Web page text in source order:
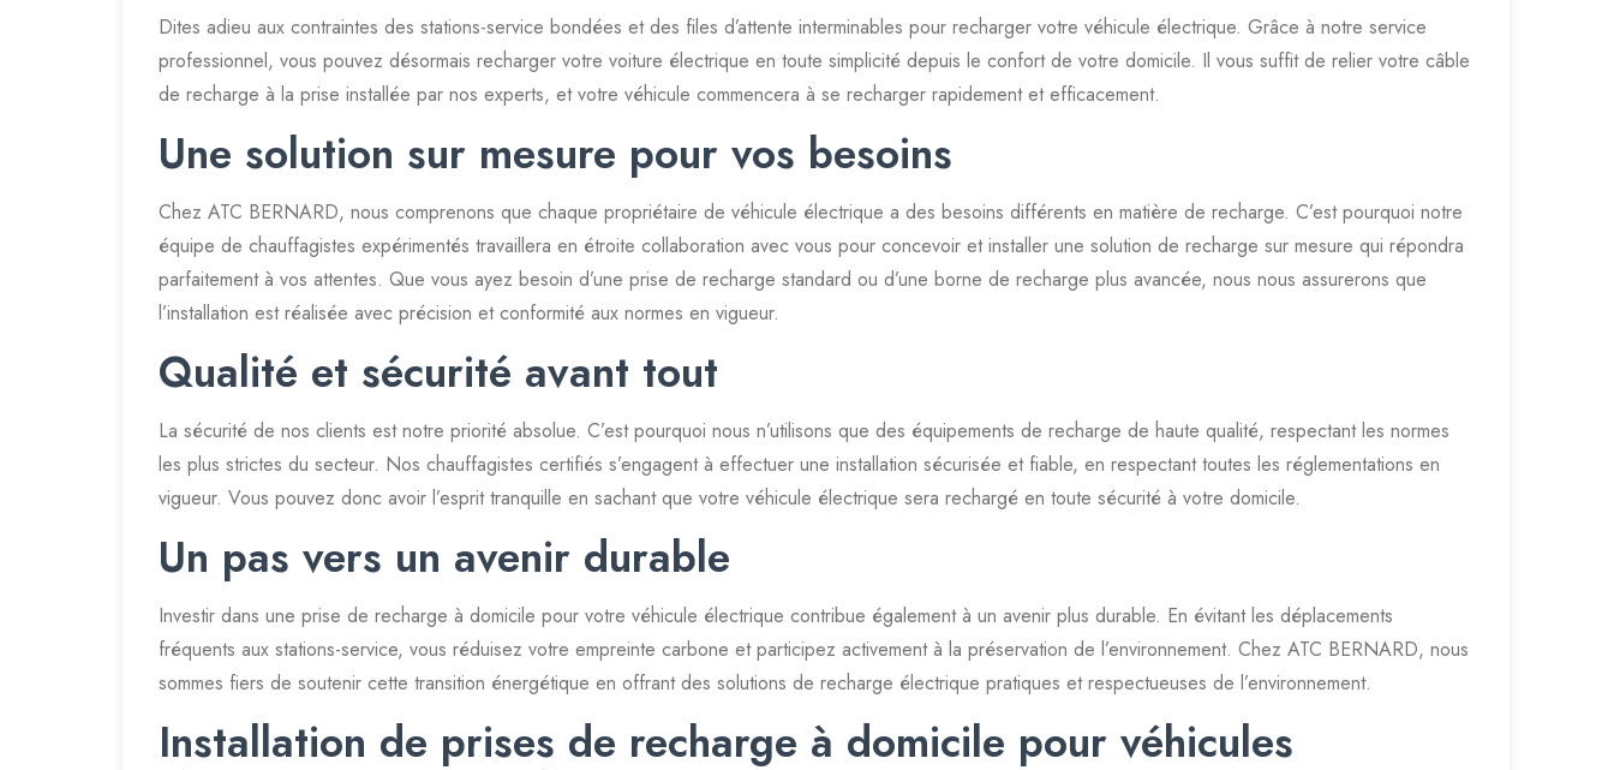
Dites adieu aux contraintes des stations-service bondées et des files d’attente interminables pour recharger votre véhicule électrique. Grâce à notre service
professionnel, vous pouvez désormais recharger votre voiture électrique en toute simplicité depuis le confort de votre domicile. Il vous suffit de relier votre câble
de recharge à la prise installée par nos experts, et votre véhicule commencera à se recharger rapidement et efficacement.
Une solution sur mesure pour vos besoins
Chez ATC BERNARD, nous comprenons que chaque propriétaire de véhicule électrique a des besoins différents en matière de recharge. C’est pourquoi notre
équipe de chauffagistes expérimentés travaillera en étroite collaboration avec vous pour concevoir et installer une solution de recharge sur mesure qui répondra
parfaitement à vos attentes. Que vous ayez besoin d’une prise de recharge standard ou d’une borne de recharge plus avancée, nous nous assurerons que
l’installation est réalisée avec précision et conformité aux normes en vigueur.
Qualité et sécurité avant tout
La sécurité de nos clients est notre priorité absolue. C’est pourquoi nous n’utilisons que des équipements de recharge de haute qualité, respectant les normes
les plus strictes du secteur. Nos chauffagistes certifiés s’engagent à effectuer une installation sécurisée et fiable, en respectant toutes les réglementations en
vigueur. Vous pouvez donc avoir l’esprit tranquille en sachant que votre véhicule électrique sera rechargé en toute sécurité à votre domicile.
Un pas vers un avenir durable
Investir dans une prise de recharge à domicile pour votre véhicule électrique contribue également à un avenir plus durable. En évitant les déplacements
fréquents aux stations-service, vous réduisez votre empreinte carbone et participez activement à la préservation de l’environnement. Chez ATC BERNARD, nous
sommes fiers de soutenir cette transition énergétique en offrant des solutions de recharge électrique pratiques et respectueuses de l’environnement.
Installation de prises de recharge à domicile pour véhicules